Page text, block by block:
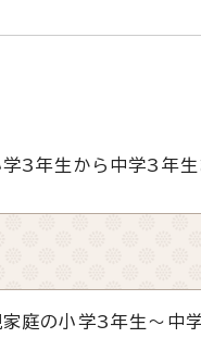
3年生から中学3年生
家庭の小学3年生～中